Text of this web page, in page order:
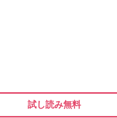
試し読み無料